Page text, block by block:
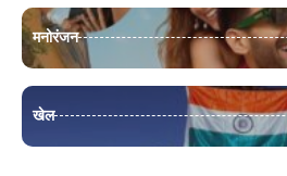
मनोरंजन
खेल